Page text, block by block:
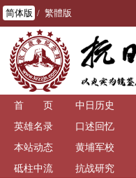
简体版 / 繁體版
首 页 中日历史
英雄名录
口述回忆
本站动态
黄埔军校
砥柱中流
抗战研究